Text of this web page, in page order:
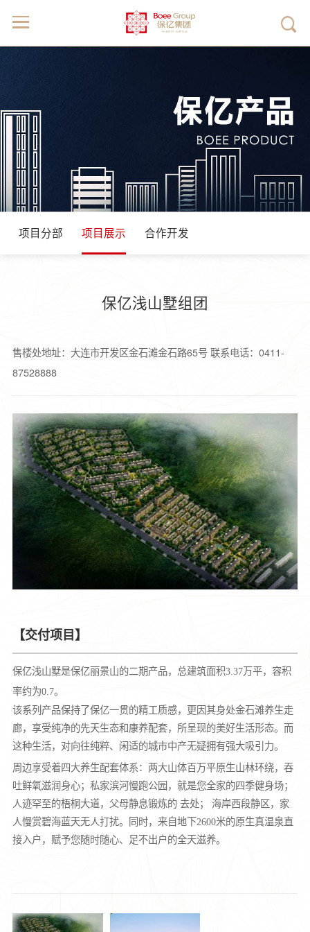
项目分部 项目展示 合作开发
保亿浅山墅组团
售楼处地址：大连市开发区金石滩金石路65号 联系电话：0411-
87528888
【交付项目】
保亿浅山墅是保亿丽景山的二期产品，总建筑面积3.37万平，容积
率约为0.7。
该系列产品保持了保亿一贯的精工质感，更因其身处金石滩养生走
廊，享受纯净的先天生态和康养配套，所呈现的美好生活形态。而
这种生活，对向往纯粹、闲适的城市中产无疑拥有强大吸引力。
周边享受着四大养生配套体系：两大山体百万平原生山林环绕，吞
吐鲜氧滋润身心；私家滨河慢跑公园，就是您全家的四季健身场；
人迹罕至的梧桐大道，父母静息锻炼的 去处； 海岸西段静区，家
人慢赏碧海蓝天无人打扰。同时，来自地下2600米的原生真温泉直
接入户，赋予您随时随心、足不出户的全天滋养。